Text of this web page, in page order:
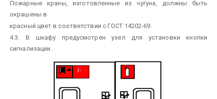
Пожарные краны, изготовленные из чугуна, должны быть
окрашены в
красный цвет в соответствии с ГОСТ 14202-69.
4.3. В шкафу предусмотрен узел для установки кнопки
сигнализации.